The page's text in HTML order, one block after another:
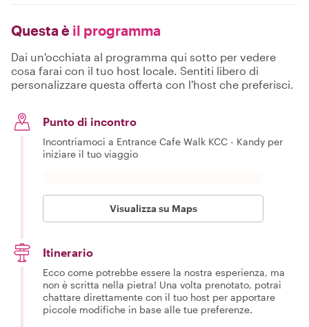
Questa è il programma
Dai un'occhiata al programma qui sotto per vedere
cosa farai con il tuo host locale. Sentiti libero di
personalizzare questa offerta con l'host che preferisci.
Punto di incontro
Incontriamoci a Entrance Cafe Walk KCC - Kandy per
iniziare il tuo viaggio
Visualizza su Maps
Itinerario
Ecco come potrebbe essere la nostra esperienza, ma
non è scritta nella pietra! Una volta prenotato, potrai
chattare direttamente con il tuo host per apportare
piccole modifiche in base alle tue preferenze.